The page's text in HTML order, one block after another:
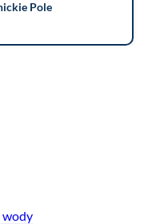
wody
Pole